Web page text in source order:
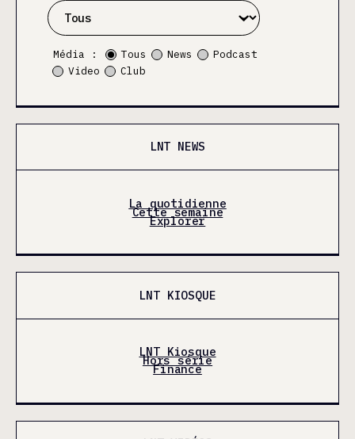
Média : Tous News
Podcast
Video
Club
LNT NEWS
La quotidienne
Cette semaine
Explorer
LNT KIOSQUE
LNT Kiosque
Hors série
Finance